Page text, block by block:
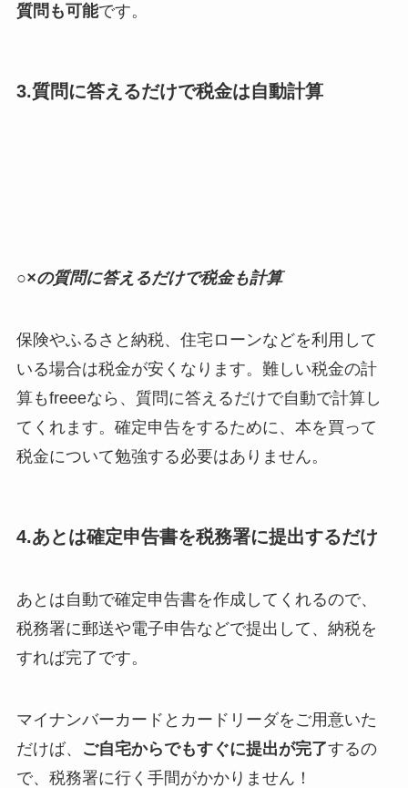
質問も可能です。
3.質問に答えるだけで税金は自動計算
○×の質問に答えるだけで税金も計算
保険やふるさと納税、住宅ローンなどを利用して
いる場合は税金が安くなります。難しい税金の計
算もfreeeなら、質問に答えるだけで自動で計算し
てくれます。確定申告をするために、本を買って
税金について勉強する必要はありません。
4.あとは確定申告書を税務署に提出するだけ
あとは自動で確定申告書を作成してくれるので、
税務署に郵送や電子申告などで提出して、納税を
すれば完了です。
マイナンバーカードとカードリーダをご用意いた
だけば、
ご自宅からでもすぐに提出が完了するの
で、税務署に行く手間がかかりません！